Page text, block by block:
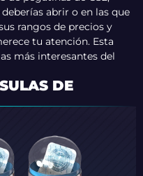
abrir o en las que
rangos de precios y
tu atención. Esta
más interesantes del
DE